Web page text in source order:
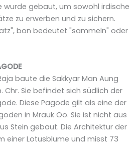
wurde gebaut, um sowohl irdische
zu erwerben und zu sichern.
bon bedeutet "sammeln" oder
baute die Sakkyar Man Aung
Chr. Sie befindet sich südlich der
Diese Pagode gilt als eine der
in Mrauk Oo. Sie ist nicht aus
Stein gebaut. Die Architektur der
einer Lotusblume und misst 73